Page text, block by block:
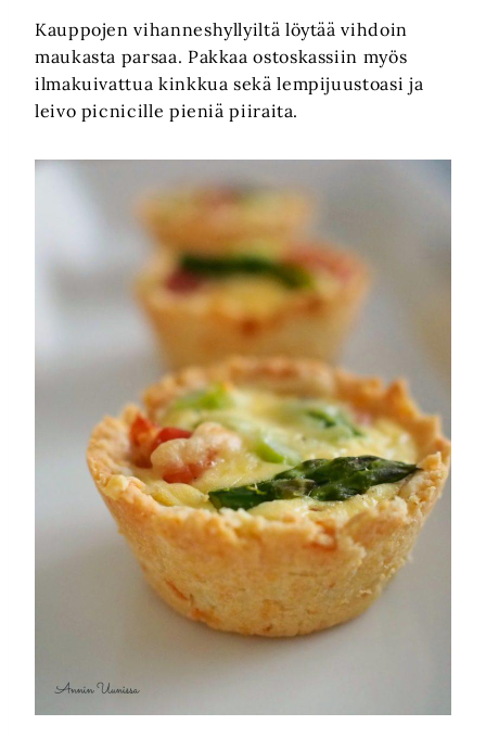
Kauppojen vihanneshyllyiltä löytää vihdoin
maukasta parsaa. Pakkaa ostoskassiin myös
ilmakuivattua kinkkua sekä lempijuustoasi ja
leivo picnicille pieniä piiraita.